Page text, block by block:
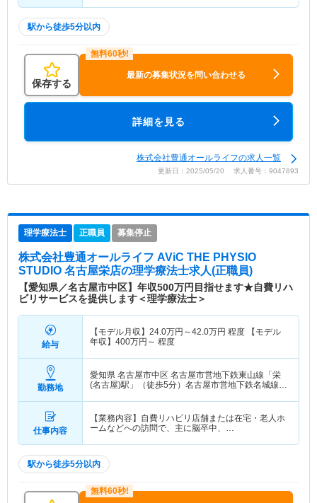
駅から徒歩5分以内
保存する
最新の募集状況を問い合わせる
詳細を見る
株式会社豊通オールライフの求人一覧
更新日：2025/05/20 求人番号：9047893
理学療法士 正職員 募集停止
株式会社豊通オールライフ AViC THE PHYSIO
STUDIO 名古屋栄店の理学療法士求人(正職員)
【愛知県／名古屋市中区】年収500万円目指せます★自費リハ
ビリサービスを提供します＜理学療法士＞
給与
【モデル月収】 24.0万円～42.0万円 程度 【モデル
年収】 400万円～ 程度
勤務地
愛知県 名古屋市中区 名古屋市営地下鉄東山線「栄
(名古屋)駅」（徒歩5分）名古屋市営地下鉄名城線
仕事内容
【業務内容】自費リハビリ店舗または在宅・老人ホ
ームなどへの訪問で、主に脳卒中、…
駅から徒歩5分以内